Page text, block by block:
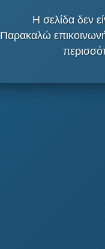
Η σελίδα δεν
Παρακαλώ